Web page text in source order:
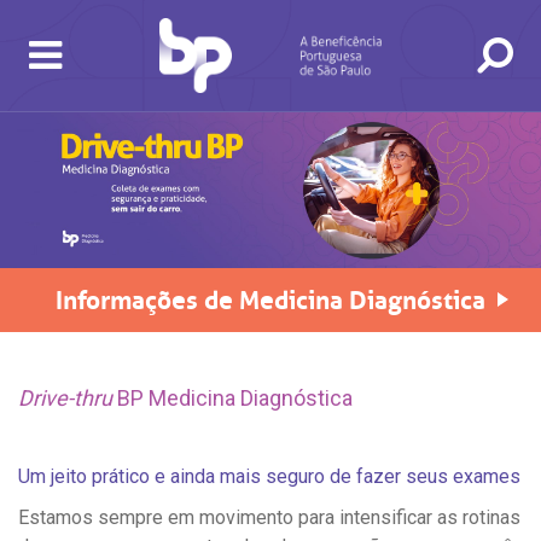
Informações de Medicina Diagnóstica
e exames
Drive-thruBP Medicina Diagnóstica
Um jeito prático e ainda mais seguro de fazer seus exames
Estamos sempre em movimento para intensificar as rotinas